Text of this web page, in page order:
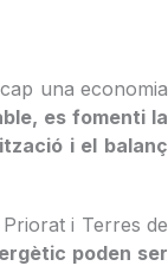
una economia
es fomenti la
i el balanç
i Terres de
poden ser